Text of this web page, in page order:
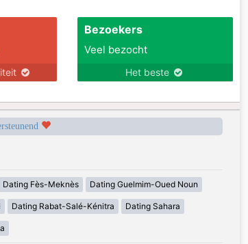
Bezoekers
Veel bezocht
Het beste
Dating Fès-Meknès Dating Guelmim-Oued Noun
Dating Rabat-Salé-Kénitra Dating Sahara